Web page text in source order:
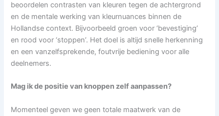
beoordelen contrasten van kleuren tegen de achtergrond
en de mentale werking van kleurnuances binnen de
Hollandse context. Bijvoorbeeld groen voor ‘bevestiging’
en rood voor ‘stoppen’. Het doel is altijd snelle herkenning
en een vanzelfsprekende, foutvrije bediening voor alle
deelnemers.
Mag ik de positie van knoppen zelf aanpassen?
Momenteel geven we geen totale maatwerk van de